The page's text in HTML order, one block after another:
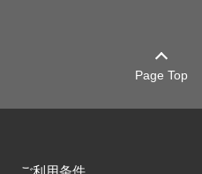
Page Top
ご利用条件